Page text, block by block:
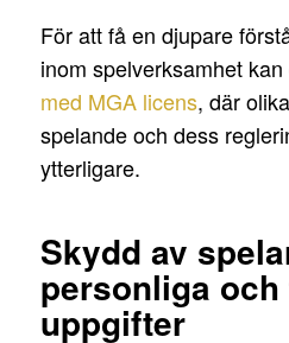
För att få en djupare
inom spelverksamhet
med MGA licens, där
spelande och dess
ytterligare.
Skydd av
personliga
uppgifter